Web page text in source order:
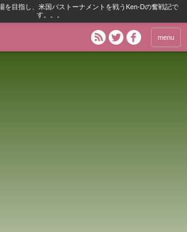
を目指し、米国バストーナメントを戦うKen-Dの奮戦記で
す。。。
menu